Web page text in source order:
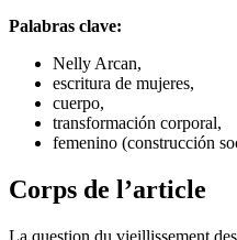
Palabras clave:
Nelly Arcan,
escritura de mujeres,
cuerpo,
transformación corporal,
femenino (construcción
Corps de l’article
La question du vieillissement